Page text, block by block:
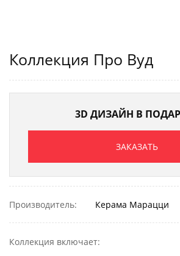
Коллекция Про Вуд
3D ДИЗАЙН В
ЗАКАЗАТЬ
Производитель: Керама Марацци
Коллекция включает: